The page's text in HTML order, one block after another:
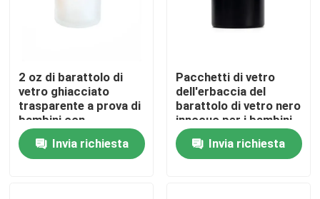
Casa
Prodotti
2 oz di barattolo di
vetro ghiacciato
trasparente a prova di
bambini con
coperchio dorato
Invia richiesta
Pacchetti di vetro
dell'erbaccia del
barattolo di vetro nero
innocuo per i bambini
2oz
Invia richiesta